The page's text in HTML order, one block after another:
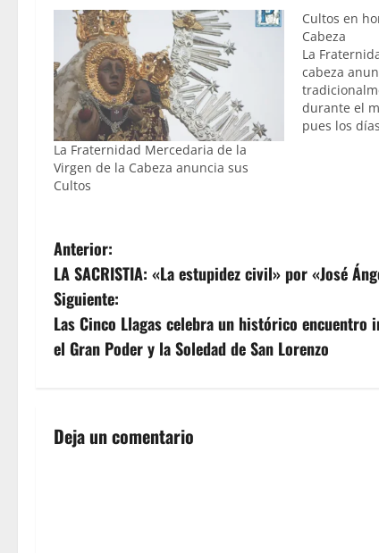
La Fraternidad Mercedaria de la
Virgen de la Cabeza anuncia sus
Cultos
Cultos en
Cabeza
La
cabeza
durante el
pues los
N
a
v
e
a
Anterior:
LA SACRISTIA: «La estupidez civil» por «José
Siguiente:
Las Cinco Llagas celebra un histórico
el Gran Poder y la Soledad de San Lorenzo
Deja un comentario